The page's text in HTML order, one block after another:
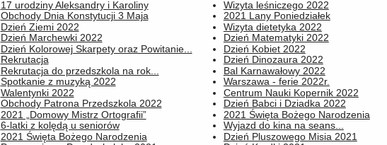
17 urodziny Aleksandry i Karoliny
Wizyta leśniczego 2022
Obchody Dnia Konstytucji 3 Maja
Dzień Ziemi 2022
2021 Lany Poniedziałek
Wizyta dietetyka 2022
Dzień Marchewki 2022
Dzień Kolorowej Skarpety oraz Powitanie...
Dzień Matematyki 2022
Dzień Kobiet 2022
Rekrutacja
Rekrutacja do przedszkola na rok...
Dzień Dinozaura 2022
Bal Karnawałowy 2022
Spotkanie z muzyką 2022
Walentynki 2022
Warszawa - ferie 2022r.
Centrum Nauki Kopernik 2022
Obchody Patrona Przedszkola 2022
2021 „Domowy Mistrz Ortografii”
Dzień Babci i Dziadka 2022
2021 Święta Bożego Narodzenia
6-latki z kolędą u seniorów
2021 Święta Bożego Narodzenia
Wyjazd do kina na seans...
Dzień Pluszowego Misia 2021